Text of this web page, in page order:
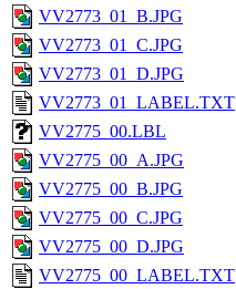
VV2773_01_B.JPG
VV2773_01_C.JPG
VV2773_01_D.JPG
VV2773_01_LABEL.TXT
VV2775_00.LBL
VV2775_00_A.JPG
VV2775_00_B.JPG
VV2775_00_C.JPG
VV2775_00_D.JPG
VV2775_00_LABEL.TXT